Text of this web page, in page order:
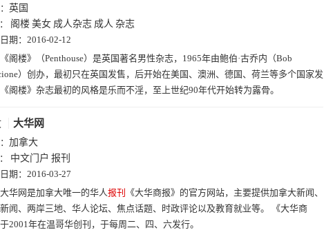
群岛(1)
布基纳法索(1) 科摩罗(1) 斯威士兰(1)
桑尼亚(1) 卢旺达(1) 博茨瓦纳(1)
塞拉利昂(1)
法属波利尼西亚(1) 尼加拉瓜(1) 阿尔巴尼亚(1)
蒙古(1)
(1) 白俄罗斯(1)
(1) 塞尔维亚(1)
国(1) 格陵兰岛(1)
群岛(1)
加(1) 巴巴多斯(1) 文莱(1) 缅甸(1)
塔吉克斯坦(1)
坦(1) 也门(1) 波多黎各(1) 墨西哥(1)
英国
阁楼 美女 成人杂志 成人 杂志
期： 2016-02-12
《阁楼》（Penthouse）是英国著名男性杂志，1965年由鲍伯·古乔内（Bob
）创办，最初只在英国发售，后开始在美国、澳洲、德国、荷兰等多个国家发
阁楼》杂志最初的风格是乐而不淫，至上世纪90年代开始转为露骨。
大华网
加拿大
中文门户 报刊
期： 2016-03-27
大华网是加拿大唯一的华人报刊
《大华商报》的官方网站，主要提供加拿大新闻、
闻、两岸三地、华人论坛、焦点话题、时政评论以及教育就业等。 《大华商
2001年在温哥华创刊，于每周二、四、六发行。